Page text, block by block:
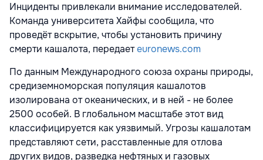
Инциденты привлекали внимание исследователей.
Команда университета Хайфы сообщила, что
проведёт вскрытие, чтобы установить причину
смерти кашалота, передаетeuronews.com
По данным Международного союза охраны природы,
средиземноморская популяция кашалотов
изолирована от океанических, и в ней - не более
2500 особей. В глобальном масштабе этот вид
классифицируется как уязвимый. Угрозы кашалотам
представляют сети, расставленные для отлова
других видов, разведка нефтяных и газовых